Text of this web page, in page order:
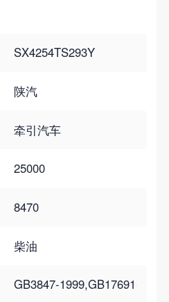
SX4254TS293Y
陕汽
牵引汽车
25000
8470
柴油
GB3847-1999,GB17691-